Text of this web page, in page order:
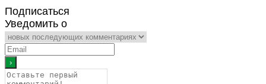
Подписаться
Уведомить о